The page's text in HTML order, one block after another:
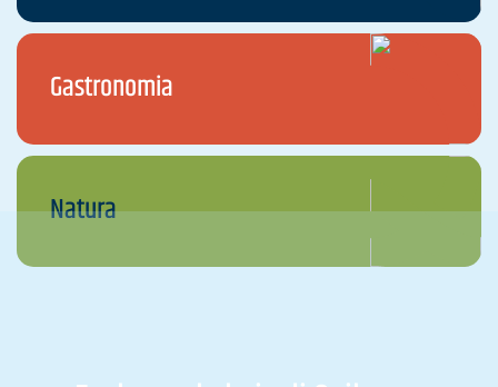
Gastronomia
Natura